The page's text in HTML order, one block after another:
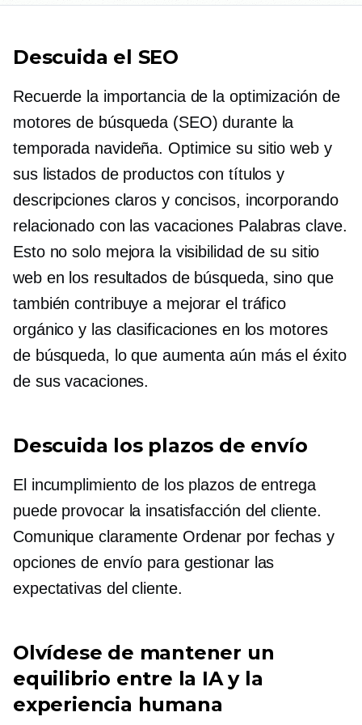
Descuida el SEO
Recuerde la importancia de la optimización de
motores de búsqueda (SEO) durante la
temporada navideña. Optimice su sitio web y
sus listados de productos con títulos y
descripciones claros y concisos, incorporando
relacionado con las vacaciones Palabras clave.
Esto no solo mejora la visibilidad de su sitio
web en los resultados de búsqueda, sino que
también contribuye a mejorar el tráfico
orgánico y las clasificaciones en los motores
de búsqueda, lo que aumenta aún más el éxito
de sus vacaciones.
Descuida los plazos de envío
El incumplimiento de los plazos de entrega
puede provocar la insatisfacción del cliente.
Comunique claramente Ordenar porfechas y
opciones de envío para gestionar las
expectativas del cliente.
Olvídese de mantener un
equilibrio entre la IA y la
experiencia humana